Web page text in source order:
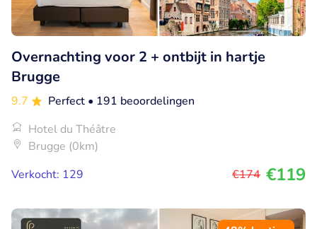
Overnachting voor 2 + ontbijt in hartje
Brugge
9.7 Perfect • 191 beoordelingen
Hotel du Théâtre
Brugge (0km)
Verkocht: 129
€174 €119